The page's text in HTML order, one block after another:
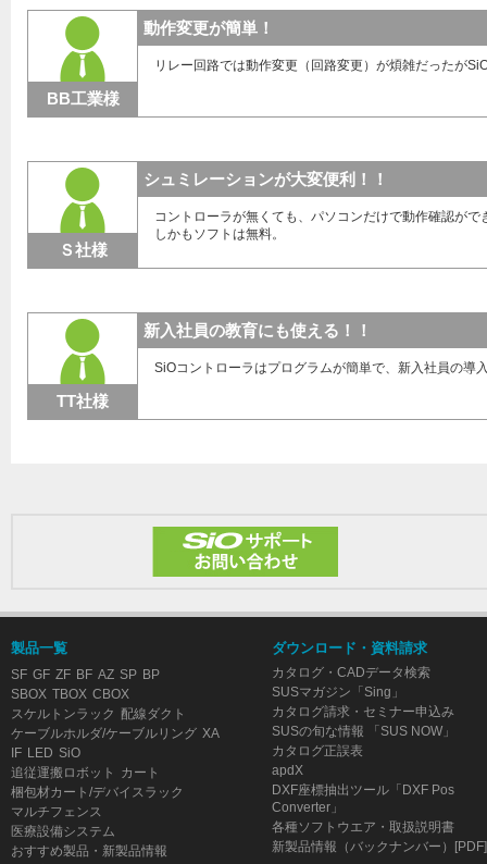
BB工業様
動作変更が簡単！
リレー回路では動作変更（回路変更）が煩雑だったが
Ｓ社様
シュミレーションが大変便利！！
コントローラが無くても、パソコンだけで動作確認がで
しかもソフトは無料。
TT社様
新入社員の教育にも使える！！
SiOコントローラはプログラムが簡単で、新入社員の導
製品一覧
SF GF ZF BF AZ SP BP
SBOX TBOX CBOX
スケルトンラック 配線ダクト
ケーブルホルダ/ケーブルリング XA
IF LED SiO
追従運搬ロボット
カート
梱包材カート/デバイスラック
マルチフェンス
医療設備システム
おすすめ製品・新製品情報
ダウンロード・資料請求
カタログ・CADデータ検索
SUSマガジン「Sing」
カタログ請求・セミナー申込み
SUSの旬な情報 「SUS NOW」
カタログ正誤表
apdX
DXF座標抽出ツール「DXF Pos
Converter」
各種ソフトウエア・取扱説明書
新製品情報（バックナンバー）[PDF]